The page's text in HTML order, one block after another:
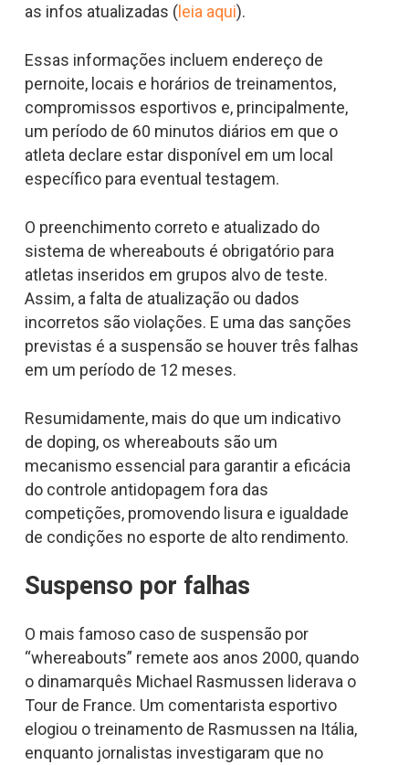
as infos atualizadas (leia aqui).
Essas informações incluem endereço de
pernoite, locais e horários de treinamentos,
compromissos esportivos e, principalmente,
um período de 60 minutos diários em que o
atleta declare estar disponível em um local
específico para eventual testagem.
O preenchimento correto e atualizado do
sistema de whereabouts é obrigatório para
atletas inseridos em grupos alvo de teste.
Assim, a falta de atualização ou dados
incorretos são violações. E uma das sanções
previstas é a suspensão se houver três falhas
em um período de 12 meses. ​
Resumidamente, mais do que um indicativo
de doping, os whereabouts são um
mecanismo essencial para garantir a eficácia
do controle antidopagem fora das
competições, promovendo lisura e igualdade
de condições no esporte de alto rendimento.
Suspenso por falhas
O mais famoso caso de suspensão por
“whereabouts” remete aos anos 2000, quando
o dinamarquês Michael Rasmussen liderava o
Tour de France. Um comentarista esportivo
elogiou o treinamento de Rasmussen na Itália,
enquanto jornalistas investigaram que no